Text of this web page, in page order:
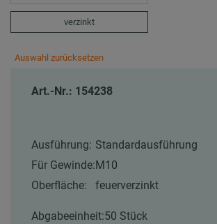
verzinkt
Auswahl zurücksetzen
Art.-Nr.: 154238
Ausführung: Standardausführung
Für Gewinde:M10
Oberfläche:
feuerverzinkt
Abgabeeinheit:50 Stück